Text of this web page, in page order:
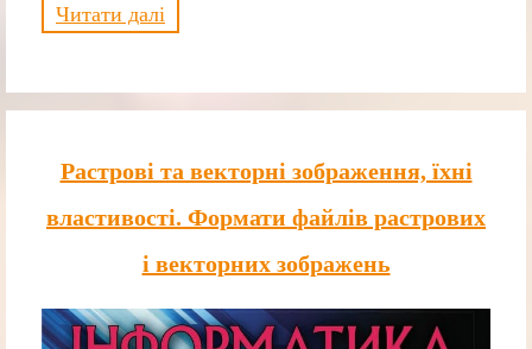
Читати далі
Растрові та векторні зображення, їхні
властивості. Формати файлів растрових
і векторних зображень